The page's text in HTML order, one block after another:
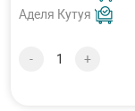
Аделя Кутуя
- +